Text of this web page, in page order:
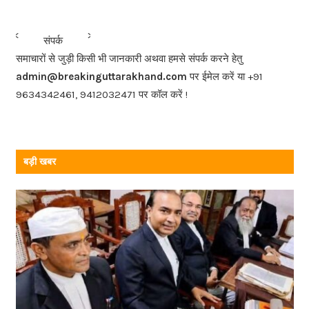
b
o
o
k
<<< संपर्क
>>>
समाचारों से जुड़ी किसी भी जानकारी अथवा हमसे संपर्क करने हेतु
admin@breakinguttarakhand.com पर ईमेल करें या +91
9634342461, 9412032471 पर कॉल करें !
बड़ी खबर